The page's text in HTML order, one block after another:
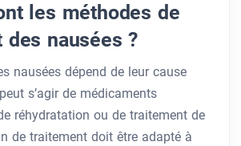
les méthodes de
nausées ?
nausées dépend de leur cause
s’agir de médicaments
réhydratation ou de traitement de
de traitement doit être adapté à